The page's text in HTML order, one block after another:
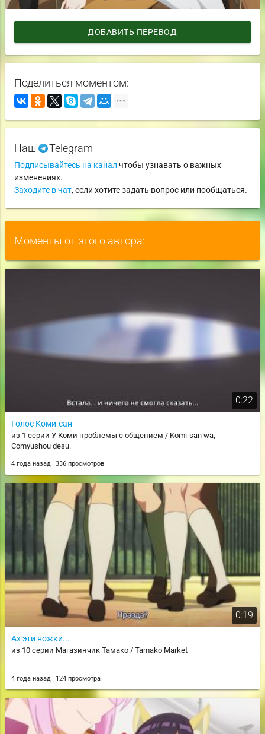
ДОБАВИТЬ ПЕРЕВОД
Поделиться моментом:
Наш Telegram
Подписывайтесь на канал чтобы узнавать о важных
изменениях.
Заходите в чат, если хотите задать вопрос или пообщаться.
Моменты от этого автора:
0:22
Голос Коми-сан
из 1 серии У Коми проблемы с общением / Komi-san wa,
Comyushou desu.
4 года назад 336 просмотров
0:19
Ах эти ножки...
из 10 серии Магазинчик Тамако / Tamako Market
4 года назад 124 просмотра